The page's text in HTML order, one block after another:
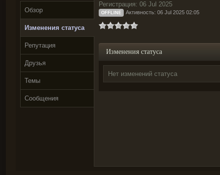
Обзор
Изменения статуса
Репутация
Друзья
Темы
Сообщения
Регистрация: 06 Jul 2025
OFFLINE Активность: 06 Jul 2025 02:05
Изменения статуса
Нет изменений статуса